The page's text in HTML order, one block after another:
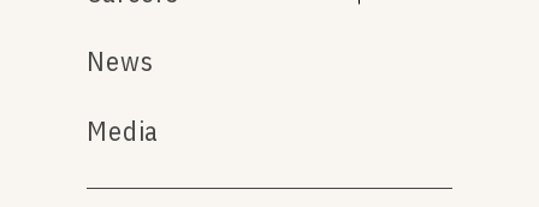
News
Media